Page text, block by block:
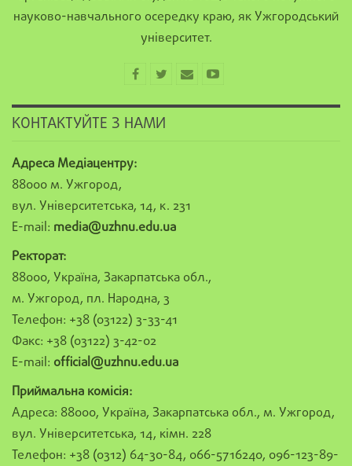
науково-навчального осередку краю, як Ужгородський
університет.
КОНТАКТУЙТЕ З НАМИ
Адреса Медіацентру:
88000 м. Ужгород,
вул. Університетська, 14, к. 231
E-mail: media@uzhnu.edu.ua
Ректорат:
88000, Україна, Закарпатська обл.,
м. Ужгород, пл. Народна, 3
Телефон: +38 (03122) 3-33-41
Факс: +38 (03122) 3-42-02
E-mail: official@uzhnu.edu.ua
Приймальна комісія:
Адреса: 88000, Україна, Закарпатська обл., м. Ужгород,
вул. Університетська, 14, кімн. 228
Телефон: +38 (0312) 64-30-84, 066-5716240, 096-123-89-